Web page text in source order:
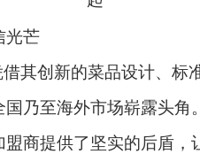
光芒
其创新的菜品设计、标
乃至海外市场崭露头角
商提供了坚实的后盾，